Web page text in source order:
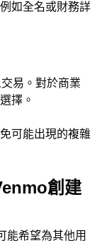
如全名或財務詳
易。對於商業
擇。
可能出現的複雜
創建
能希望為其他用